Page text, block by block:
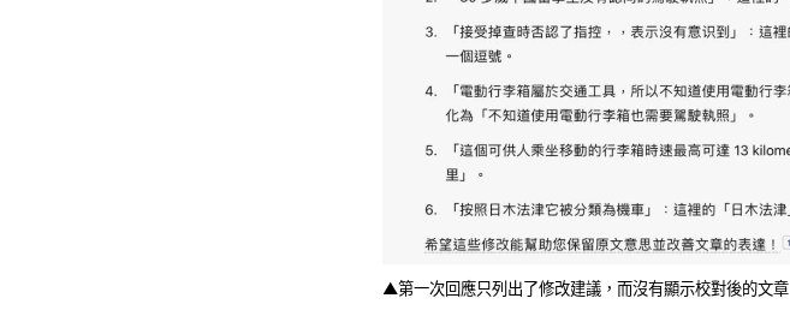
▲第一次回應只列出了修改建議，而沒有顯示校對後的文章